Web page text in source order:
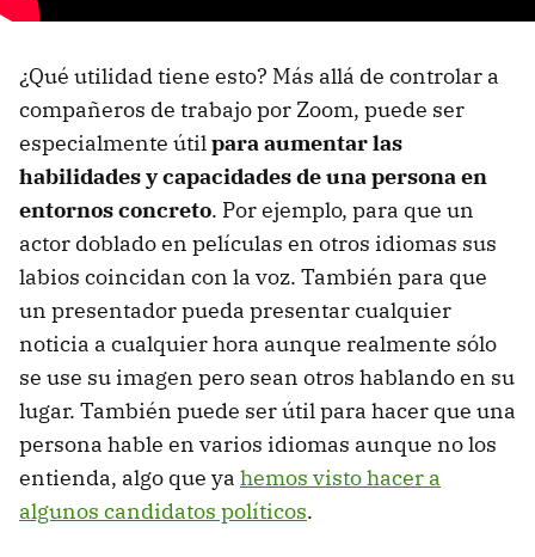
¿Qué utilidad tiene esto? Más allá de controlar a
compañeros de trabajo por Zoom, puede ser
especialmente útilpara aumentar las
habilidades y capacidades de una persona en
entornos concreto. Por ejemplo, para que un
actor doblado en películas en otros idiomas sus
labios coincidan con la voz. También para que
un presentador pueda presentar cualquier
noticia a cualquier hora aunque realmente sólo
se use su imagen pero sean otros hablando en su
lugar. También puede ser útil para hacer que una
persona hable en varios idiomas aunque no los
entienda, algo que ya hemos visto hacer a
algunos candidatos políticos.